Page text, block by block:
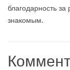
благодарность
знакомым.